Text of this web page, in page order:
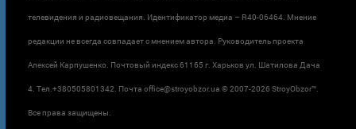
телевидения и радиовещания. Идентификатор медиа – R40-06464. Мнение
редакции не всегда совпадает с мнением автора. Руководитель проекта
Алексей Карпушенко. Почтовый индекс 61165 г. Харьков ул. Шатилова Дача
4. Тел.+380505801342. Почта office@stroyobzor.ua © 2007-2026 StroyObzor™.
Все права защищены.